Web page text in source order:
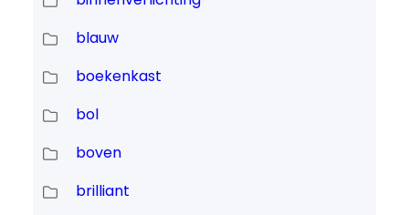
blauw
boekenkast
bol
boven
brilliant